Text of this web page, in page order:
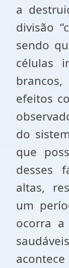
a
divisão
sendo
células
efeitos
do
que
desses
altas,
um
ocorra a